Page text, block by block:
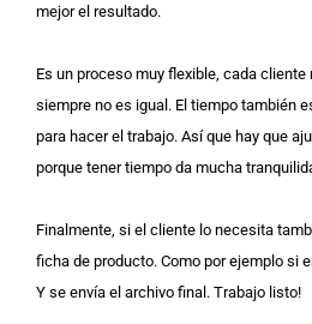
mejor el resultado.
Es un proceso muy flexible, cada cliente
siempre no es igual. El tiempo también
para hacer el trabajo. Así que hay que
porque tener tiempo da mucha
Finalmente, si el cliente lo necesita
ficha de producto. Como por ejemplo si
Y se envía el archivo final. Trabajo listo!